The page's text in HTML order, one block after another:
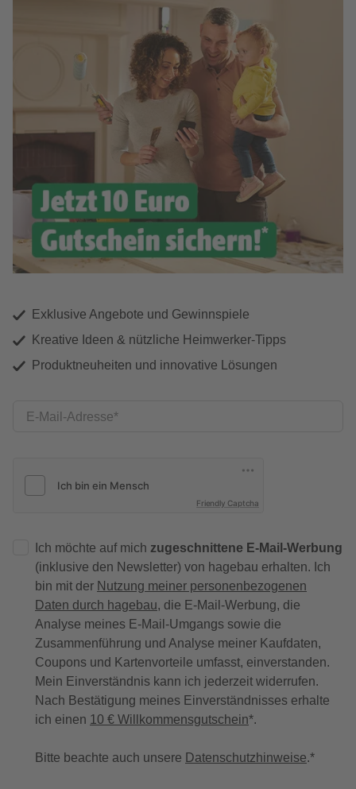
Exklusive Angebote und Gewinnspiele
Kreative Ideen & nützliche Heimwerker-Tipps
Produktneuheiten und innovative Lösungen
E-Mail-Adresse
Friendly Captcha
Ich möchte auf mich zugeschnittene E-Mail-Werbung
(inklusive den Newsletter) von hagebau erhalten. Ich
bin mit der Nutzung meiner personenbezogenen
Daten durch hagebau, die E-Mail-Werbung, die
Analyse meines E-Mail-Umgangs sowie die
Zusammenführung und Analyse meiner Kaufdaten,
Coupons und Kartenvorteile umfasst, einverstanden.
Mein Einverständnis kann ich jederzeit widerrufen.
Nach Bestätigung meines Einverständnisses erhalte
ich einen 10 € Willkommensgutschein*.
Bitte beachte auch unsere Datenschutzhinweise.